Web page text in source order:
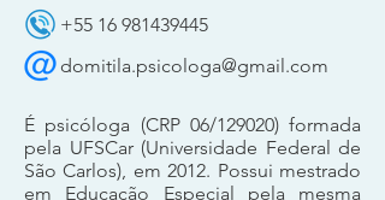
+55 16 981439445
domitila.psicologa@gmail.com
É psicóloga (CRP 06/129020) formada
pela UFSCar (Universidade Federal de
São Carlos), em 2012. Possui mestrado
em Educação Especial pela mesma